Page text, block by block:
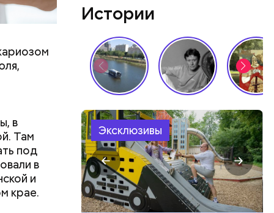
в
Там
под
в
и
крае.
Истории
Эксклюзивы